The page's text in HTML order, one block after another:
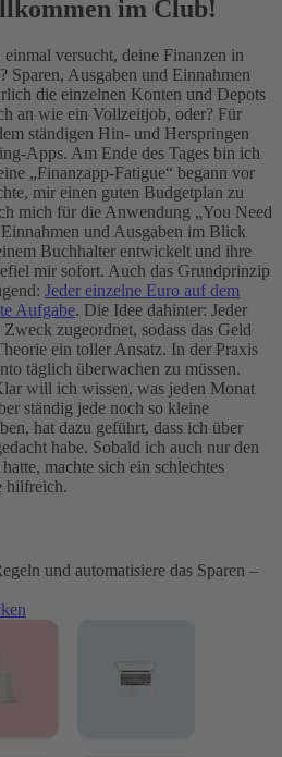
im Club!
versucht, deine Finanzen in
Sparen, Ausgaben und Einnahmen
die einzelnen Konten und Depots
an wie ein Vollzeitjob, oder? Für
ständigen Hin- und Herspringen
Apps. Am Ende des Tages bin ich
„Finanzapp-Fatigue“ begann vor
mir einen guten Budgetplan zu
mich für die Anwendung „You Need
und Ausgaben im Blick
Buchhalter entwickelt und ihre
mir sofort. Auch das Grundprinzip
Jeder einzelne Euro auf dem
Aufgabe. Die Idee dahinter: Jeder
zugeordnet, sodass das Geld
ein toller Ansatz. In der Praxis
täglich überwachen zu müssen.
will ich wissen, was jeden Monat
ständig jede noch so kleine
hat dazu geführt, dass ich über
habe. Sobald ich auch nur den
machte sich ein schlechtes
hilfreich.
und automatisiere das Sparen –